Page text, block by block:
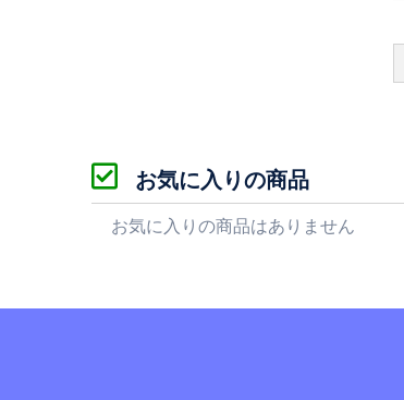
お気に入りの商品
お気に入りの商品はありません